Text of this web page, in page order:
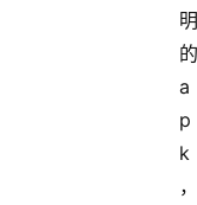
明
的
a
p
k
，